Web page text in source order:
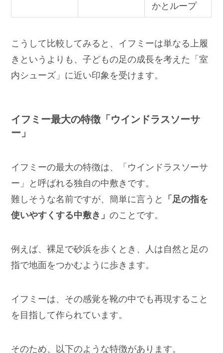
かとループ
こうして比較してみると、イフミーは単なる上履
きというよりも、子どもの足の成長を考えた「室
内シューズ」に近い印象を受けます。
イフミー最大の特徴「ウインドラスソーサ
ー」
イフミーの最大の特徴は、「ウインドラスソーサ
ー」と呼ばれる独自の中敷きです。
難しそうな名前ですが、簡単に言うと
「足の指を
使いやすくする中敷き」のことです。
例えば、裸足で砂浜を歩くとき、人は自然と足の
指で地面をつかむように歩きます。
イフミーは、その感覚を靴の中でも再現すること
を目指して作られています。
そのため、以下のような特徴があります。